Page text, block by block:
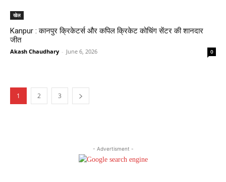
खेल
Kanpur : कानपुर क्रिकेटर्स और कपिल क्रिकेट कोचिंग सेंटर की शानदार
जीत
Akash Chaudhary - June 6, 2026 0
1 2 3
- Advertisment -